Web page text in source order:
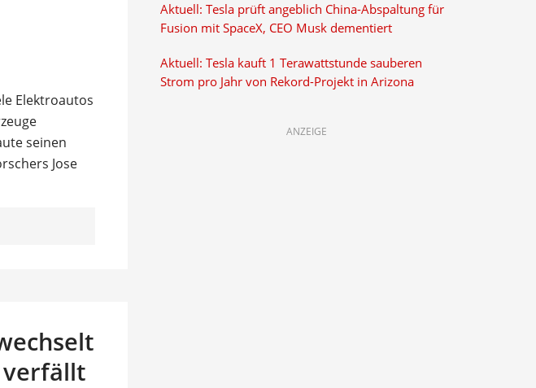
Elektroautos
seinen
Jose
verfällt
Aktuell: Tesla prüft angeblich China-Abspaltung für
Fusion mit SpaceX, CEO Musk dementiert
Aktuell: Tesla kauft 1 Terawattstunde sauberen
Strom pro Jahr von Rekord-Projekt in Arizona
ANZEIGE